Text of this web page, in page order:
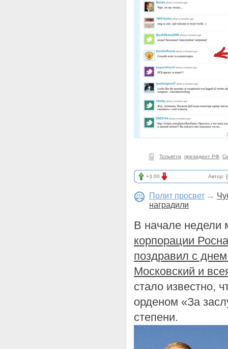
Тольятти президент РФ
+3.00 Автор:
Полит просвет →
наградили
В начале недели
корпорации
поздравил с
Московский и
стало известно,
орденом «За
степени.